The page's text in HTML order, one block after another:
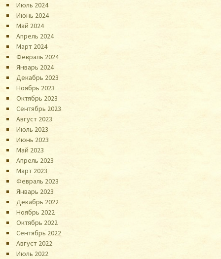
Июль 2024
Июнь 2024
Май 2024
Апрель 2024
Март 2024
Февраль 2024
Январь 2024
Декабрь 2023
Ноябрь 2023
Октябрь 2023
Сентябрь 2023
Август 2023
Июль 2023
Июнь 2023
Май 2023
Апрель 2023
Март 2023
Февраль 2023
Январь 2023
Декабрь 2022
Ноябрь 2022
Октябрь 2022
Сентябрь 2022
Август 2022
Июль 2022